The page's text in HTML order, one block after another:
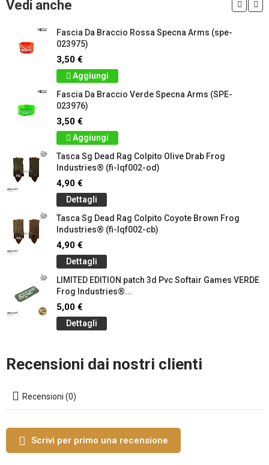
Vedi anche
Fascia Da Braccio Rossa Specna Arms (spe-
023975)
3,50 €
Aggiungi
Fascia Da Braccio Verde Specna Arms (SPE-
023976)
3,50 €
Aggiungi
Tasca Sg Dead Rag Colpito Olive Drab Frog
Industries® (fi-lqf002-od)
4,90 €
Dettagli
Tasca Sg Dead Rag Colpito Coyote Brown Frog
Industries® (fi-lqf002-cb)
4,90 €
Dettagli
LIMITED EDITION patch 3d Pvc Softair Games VERDE
Frog Industries®...
5,00 €
Dettagli
Recensioni dai nostri clienti
Recensioni (0)
Scrivi per primo una recensione